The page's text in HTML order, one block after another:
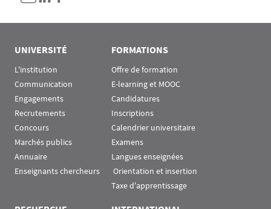
UNIVERSITÉ
L'institution
Communication
Engagements
Recrutements
Concours
Marchés publics
Annuaire
Enseignants chercheurs
FORMATIONS
Offre de formation
E-learning et MOOC
Candidatures
Inscriptions
Calendrier universitaire
Examens
Langues enseignées
Orientation et insertion
Taxe d'apprentissage